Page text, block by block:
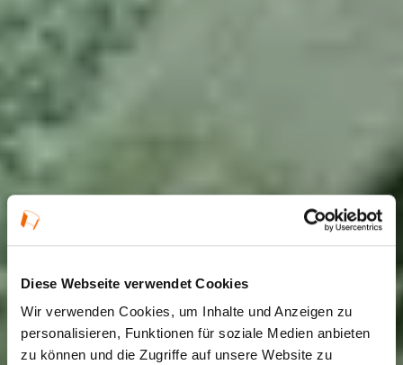
Diese Webseite verwendet Cookies
Wir verwenden Cookies, um Inhalte und Anzeigen zu
personalisieren, Funktionen für soziale Medien anbieten
zu können und die Zugriffe auf unsere Website zu